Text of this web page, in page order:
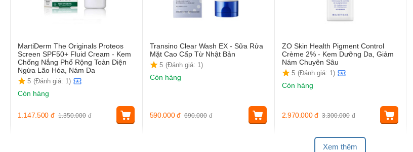
MartiDerm The Originals Proteos
Screen SPF50+ Fluid Cream - Kem
Chống Nắng Phổ Rộng Toàn Diện
Ngừa Lão Hóa, Nám Da
5 (Đánh giá: 1)
Còn hàng
1.350.000 đ
1.147.500 đ
Transino Clear Wash EX - Sữa Rửa
Mặt Cao Cấp Từ Nhật Bản
5 (Đánh giá: 1)
Còn hàng
690.000 đ
590.000 đ
ZO Skin Health Pigment Control
Crème 2% - Kem Dưỡng Da, Giảm
Nám Chuyên Sâu
5 (Đánh giá: 1)
Còn hàng
3.300.000 đ
2.970.000 đ
Xem thêm